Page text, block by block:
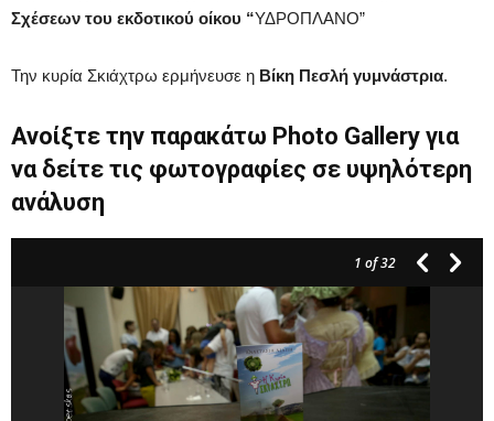
Σχέσεων του εκδοτικού οίκου “ΥΔΡΟΠΛΑΝΟ”
Την κυρία Σκιάχτρω ερμήνευσε η Βίκη Πεσλή γυμνάστρια.
Ανοίξτε την παρακάτω Photo Gallery για
να δείτε τις φωτογραφίες σε υψηλότερη
ανάλυση
1 of 32